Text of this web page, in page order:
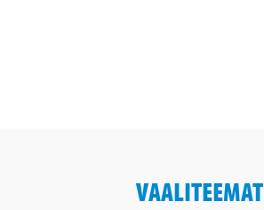
VAALITEEMAT